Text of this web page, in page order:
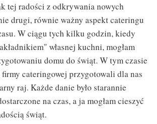
tej radości z odkrywania nowych
drugi, równie ważny aspekt cateringu
W ciągu tych kilku godzin, kiedy
własnej kuchni, mogłam
domu do świąt. W tym czasie
cateringowej przygotowali dla nas
raj. Każde danie było starannie
na czas, a ja mogłam cieszyć
świąt.